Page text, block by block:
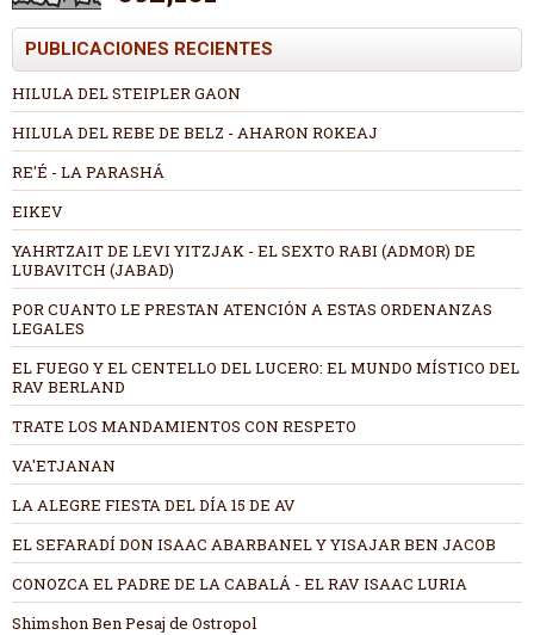
PUBLICACIONES RECIENTES
HILULA DEL STEIPLER GAON
HILULA DEL REBE DE BELZ - AHARON ROKEAJ
RE'É - LA PARASHÁ
EIKEV
YAHRTZAIT DE LEVI YITZJAK - EL SEXTO RABI (ADMOR) DE
LUBAVITCH (JABAD)
POR CUANTO LE PRESTAN ATENCIÓN A ESTAS ORDENANZAS
LEGALES
EL FUEGO Y EL CENTELLO DEL LUCERO: EL MUNDO MÍSTICO DEL
RAV BERLAND
TRATE LOS MANDAMIENTOS CON RESPETO
VA'ETJANAN
LA ALEGRE FIESTA DEL DÍA 15 DE AV
EL SEFARADÍ DON ISAAC ABARBANEL Y YISAJAR BEN JACOB
CONOZCA EL PADRE DE LA CABALÁ - EL RAV ISAAC LURIA
Shimshon Ben Pesaj de Ostropol